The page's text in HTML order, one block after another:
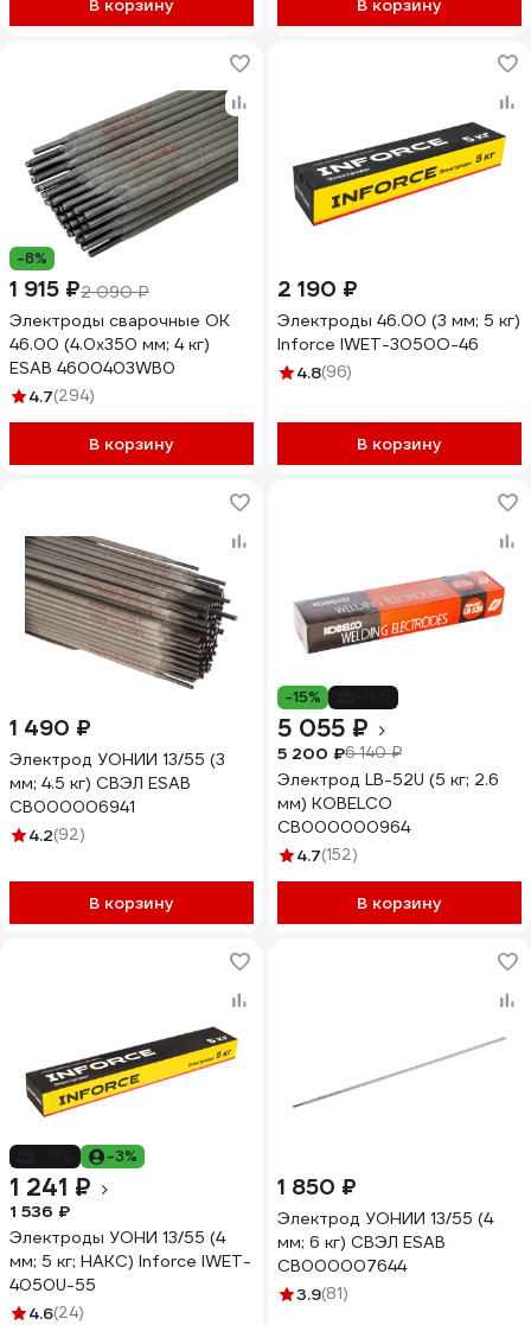
В корзину В корзину
-8%
1 915 ₽2 090 ₽
Электроды сварочные OK
46.00 (4.0х350 мм; 4 кг)
ESAB 4600403WB0
4.7(294)
В корзину
2 190 ₽
Электроды 46.00 (3 мм; 5 кг)
Inforce IWET-3050O-46
4.8(96)
В корзину
1 490 ₽
Электрод УОНИИ 13/55 (3
мм; 4.5 кг) СВЭЛ ESAB
СВ000006941
4.2(92)
В корзину
-15%
5 055 ₽
5 200 ₽6 140 ₽
Электрод LB-52U (5 кг; 2.6
мм) KOBELCO
СВ000000964
4.7(152)
В корзину
-3%
1 241 ₽
1 536 ₽
Электроды УОНИ 13/55 (4
мм; 5 кг; НАКС) Inforce IWET-
4050U-55
4.6(24)
1 850 ₽
Электрод УОНИИ 13/55 (4
мм; 6 кг) СВЭЛ ESAB
СВ000007644
3.9(81)